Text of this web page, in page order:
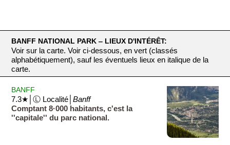
BANFF NATIONAL PARK ‒ LIEUX D'INTÉRÊT:
Voir sur la carte. Voir ci-dessous, en vert (classés
alphabétiquement), sauf les éventuels lieux en italique de la
carte.
BANFF
7.3★│Ⓛ Localité│Banff
Comptant 8·000 habitants, c'est la
''capitale'' du parc national.